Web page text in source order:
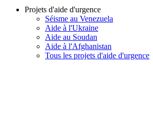
Projets d'aide d'urgence
Séisme au Venezuela
Aide à l'Ukraine
Aide au Soudan
Aide à l'Afghanistan
Tous les projets d'aide d'urgence